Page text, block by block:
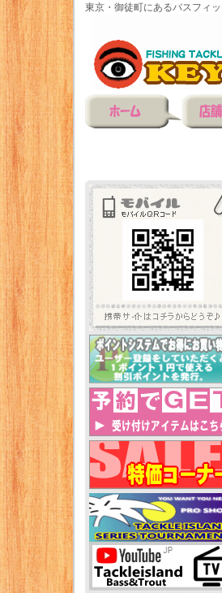
東京・御徒町にあるバスフィ